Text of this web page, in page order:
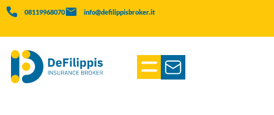
08119968070 info@defilippisbroker.it